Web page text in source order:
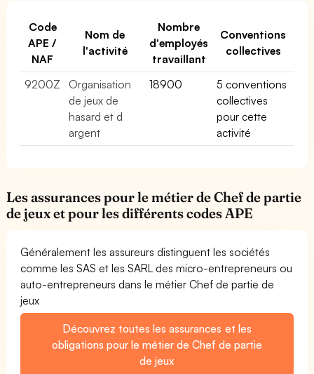
Code
APE /
NAF
Nom de
l'activité
Nombre
d'employés
travaillant
Conventions
collectives
9200Z
Organisation
de jeux de
hasard et d
argent
18900
5 conventions
collectives
pour cette
activité
Les assurances pour le métier de Chef de partie
de jeux et pour les différents codes APE
Généralement les assureurs distinguent les sociétés
comme les SAS et les SARL des micro-entrepreneurs ou
auto-entrepreneurs dans le métier Chef de partie de
jeux
Découvrez toutes les assurances et les
obligations pour le métier de Chef de partie
de jeux